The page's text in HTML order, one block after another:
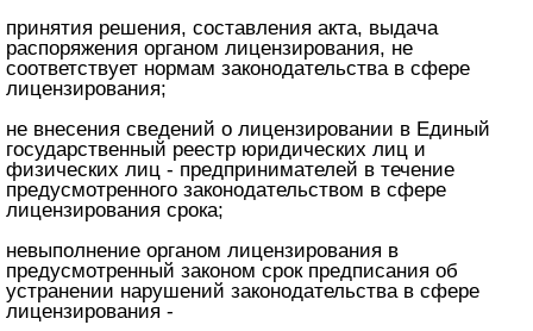
принятия решения, составления акта, выдача
распоряжения органом лицензирования, не
соответствует нормам законодательства в сфере
лицензирования;
не внесения сведений о лицензировании в Единый
государственный реестр юридических лиц и
физических лиц - предпринимателей в течение
предусмотренного законодательством в сфере
лицензирования срока;
невыполнение органом лицензирования в
предусмотренный законом срок предписания об
устранении нарушений законодательства в сфере
лицензирования -